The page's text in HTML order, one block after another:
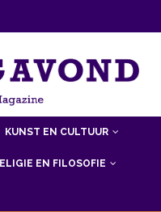
KUNST EN CULTUUR
EN FILOSOFIE